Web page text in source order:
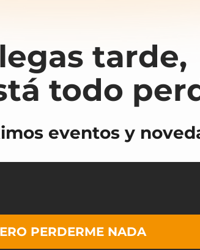
tarde,
todo
eventos y
PERDERME NADA